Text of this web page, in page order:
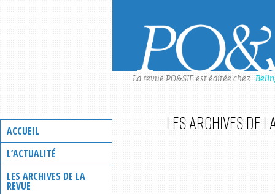
ACCUEIL
L’ACTUALITÉ
LES ARCHIVES DE LA
REVUE
La revue PO&SIE est éditée chez
Les archives de